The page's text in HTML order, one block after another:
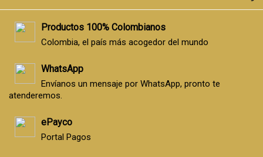
Productos 100% Colombianos
Colombia, el país más acogedor del mundo
WhatsApp
Envíanos un mensaje por WhatsApp, pronto te
atenderemos.
ePayco
Portal Pagos